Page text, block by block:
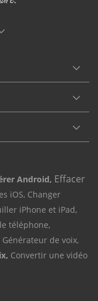
Android, Effacer
iOS, Changer
iPhone et iPad,
téléphone,
Générateur de voix,
Convertir une vidéo